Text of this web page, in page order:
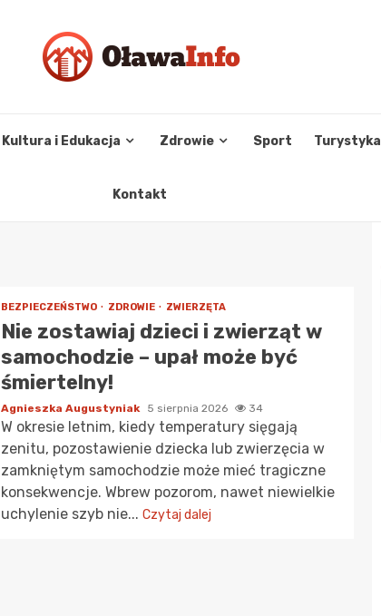
Kultura i Edukacja Zdrowie Sport Turystyka
Kontakt
BEZPIECZEŃSTWO ZDROWIE ZWIERZĘTA
Nie zostawiaj dzieci i zwierząt w
samochodzie – upał może być
śmiertelny!
Agnieszka Augustyniak 5 sierpnia 2026 34
W okresie letnim, kiedy temperatury sięgają
zenitu, pozostawienie dziecka lub zwierzęcia w
zamkniętym samochodzie może mieć tragiczne
konsekwencje. Wbrew pozorom, nawet niewielkie
uchylenie szyb nie... Czytaj dalej